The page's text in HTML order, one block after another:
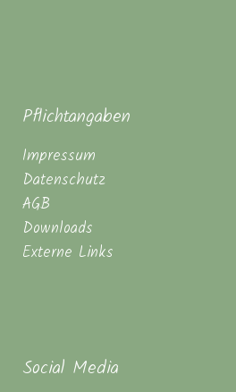
Pflichtangaben
Impressum
Datenschutz
AGB
Downloads
Externe Links
Social Media